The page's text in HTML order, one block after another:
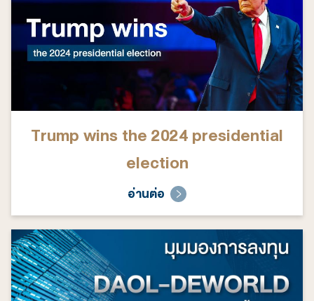
Trump wins the 2024 presidential
election
อ่านต่อ